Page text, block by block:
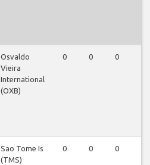
Osvaldo
Vieira
International
(OXB)
0 0 0
Sao Tome Is
(TMS)
0 0 0